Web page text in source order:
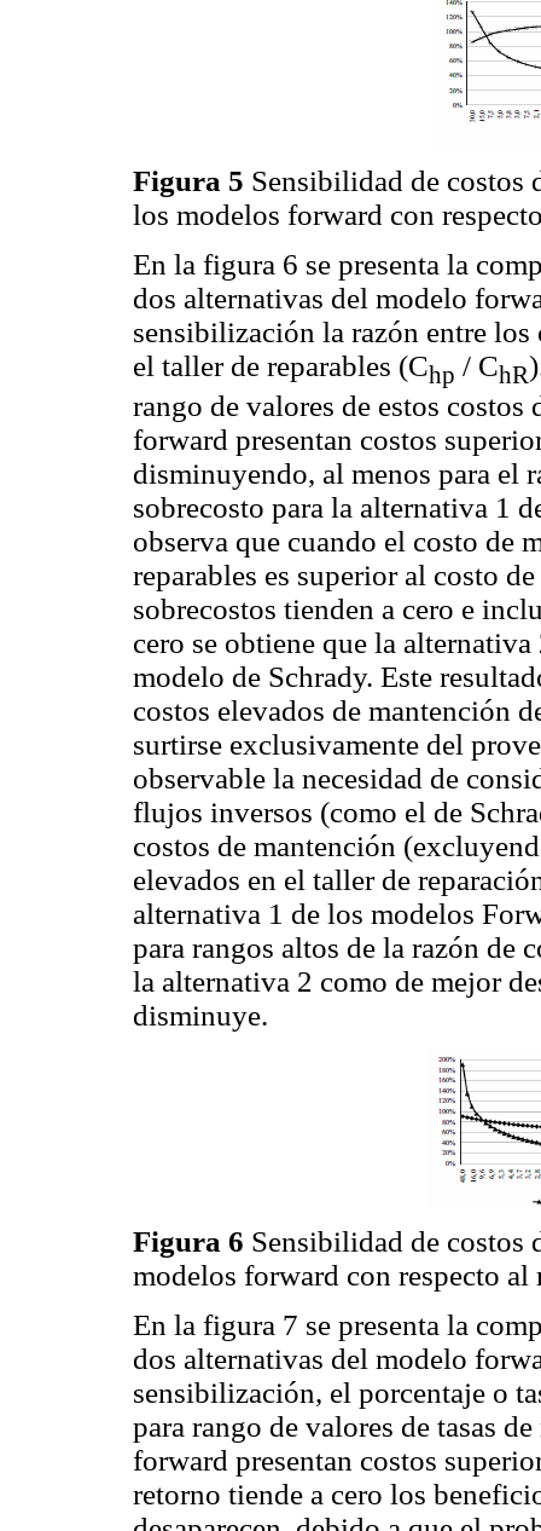
Figura 5 Sensibilidad de costos
los modelos forward con
En la figura 6 se presenta la
dos alternativas del modelo
sensibilización la razón entre
el taller de reparables (Chp / ChR
rango de valores de estos
forward presentan costos
disminuyendo, al menos para el
sobrecosto para la alternativa 1
observa que cuando el costo de
reparables es superior al costo
sobrecostos tienden a cero e
cero se obtiene que la
modelo de Schrady. Este
costos elevados de mantención
surtirse exclusivamente del
observable la necesidad de
flujos inversos (como el de
costos de mantención
elevados en el taller de
alternativa 1 de los modelos
para rangos altos de la razón de
la alternativa 2 como de mejor
disminuye.
Figura 6 Sensibilidad de costos
modelos forward con respecto
En la figura 7 se presenta la
dos alternativas del modelo
sensibilización, el porcentaje o
para rango de valores de tasas
forward presentan costos
retorno tiende a cero los